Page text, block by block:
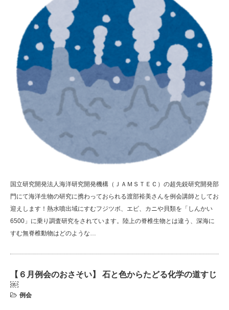
国立研究開発法人海洋研究開発機構（ＪＡＭＳＴＥＣ）の超先鋭研究開発部
門にて海洋生物の研究に携わっておられる渡部裕美さんを例会講師としてお
迎えします！熱水噴出域にすむフジツボ、エビ、カニや貝類を「しんかい
6500」に乗り調査研究をされています。陸上の脊椎生物とは違う、深海に
すむ無脊椎動物はどのような…
【６月例会のおさそい】 石と色からたどる化学の道すじ
￼
例会